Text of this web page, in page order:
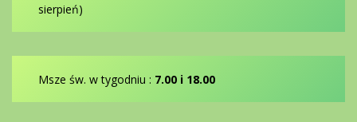
sierpień)
Msze św. w tygodniu : 7.00 i 18.00